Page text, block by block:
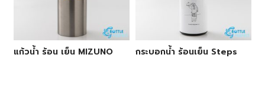
แก้วน้ำ ร้อน เย็น MIZUNO กระบอกน้ำ ร้อนเย็น Steps